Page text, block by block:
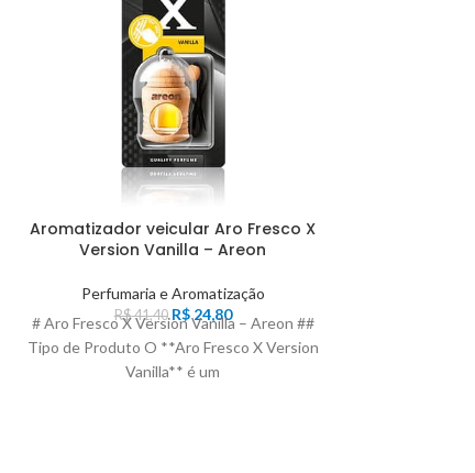
Aromatizador veicular Aro Fresco X
Version Vanilla – Areon
Perfumaria e Aromatização
R$41,40 R$24,80
# Aro Fresco X Version Vanilla – Areon ##
Tipo de Produto O **Aro Fresco X Version
Vanilla** é um